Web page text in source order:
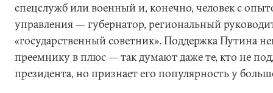
спецслужб или военный и, конечно, человек с
управления — губернатор, региональный
«государственный советник». Поддержка Путина
преемнику в плюс — так думают даже те, кто не
президента, но признает его популярность у